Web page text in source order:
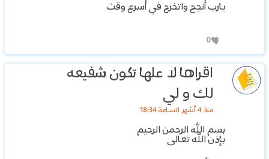
يارب أنجح واتخرج في أسرع وقت
0
اقراها لا علها تكون شفيعه
لك و لي
منذ 4 أشهر الساعة 18:34
بسم الله الرحمن الرحيم
بإذن الله تعالى